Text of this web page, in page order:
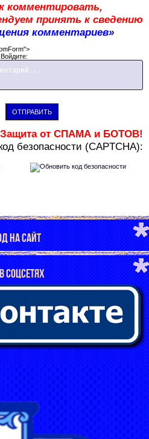
комментировать,
принять к сведению
комментариев»
Войдите:
ОТПРАВИТЬ
Защита от СПАМА и БОТОВ!
безопасности (CAPTCHA):
НА САЙТ
СОЦСЕТЯХ